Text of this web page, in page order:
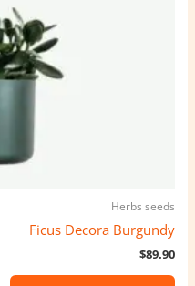
Herbs seeds
Ficus Decora Burgundy
$89.90